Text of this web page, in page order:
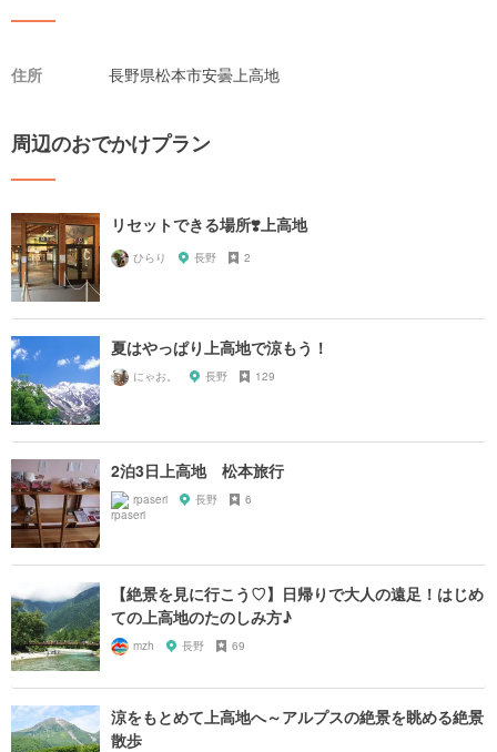
住所 長野県松本市安曇上高地
周辺のおでかけプラン
リセットできる場所❣️上高地
ひらり 長野 2
夏はやっぱり上高地で涼もう！
にゃお。 長野 129
2泊3日上高地 松本旅行
rpaseri 長野 6
【絶景を見に行こう♡】日帰りで大人の遠足！はじめ
ての上高地のたのしみ方♪
mzh 長野 69
涼をもとめて上高地へ～アルプスの絶景を眺める絶景
散歩